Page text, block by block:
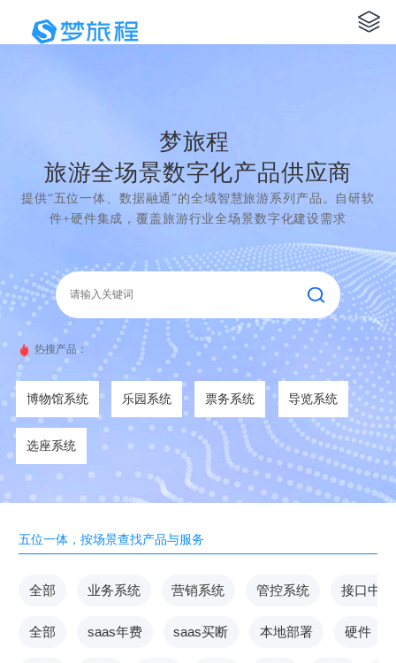
梦旅程
旅游全场景数字化产品供应商
提供“五位一体、数据融通”的全域智慧旅游系列产品。自研软
件+硬件集成，覆盖旅游行业全场景数字化建设需求
热搜产品：
博物馆系统 乐园系统 票务系统 导览系统
选座系统
五位一体，按场景查找产品与服务
全部 业务系统 营销系统 管控系统 接口中台
全部 saas年费 saas买断 本地部署 硬件